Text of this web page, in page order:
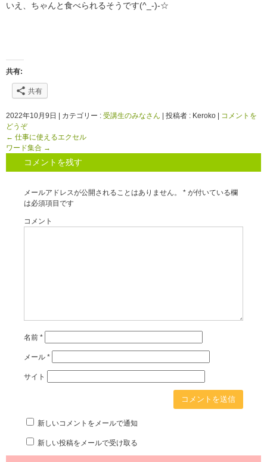
いえ、ちゃんと食べられるそうです(^_-)-☆
共有:
共有
2022年10月9日 | カテゴリー : 受講生のみなさん | 投稿者 : Keroko | コメントを
どうぞ
← 仕事に使えるエクセル
ワード集合 →
コメントを残す
メールアドレスが公開されることはありません。 * が付いている欄
は必須項目です
コメント
名前 *
メール *
サイト
新しいコメントをメールで通知
新しい投稿をメールで受け取る